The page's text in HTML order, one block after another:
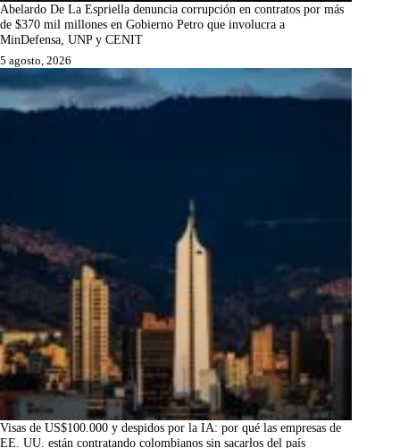
Abelardo De La Espriella denuncia corrupción en contratos por más
de $370 mil millones en Gobierno Petro que involucra a
MinDefensa, UNP y CENIT
5 agosto, 2026
Visas de US$100.000 y despidos por la IA: por qué las empresas de
EE. UU. están contratando colombianos sin sacarlos del país